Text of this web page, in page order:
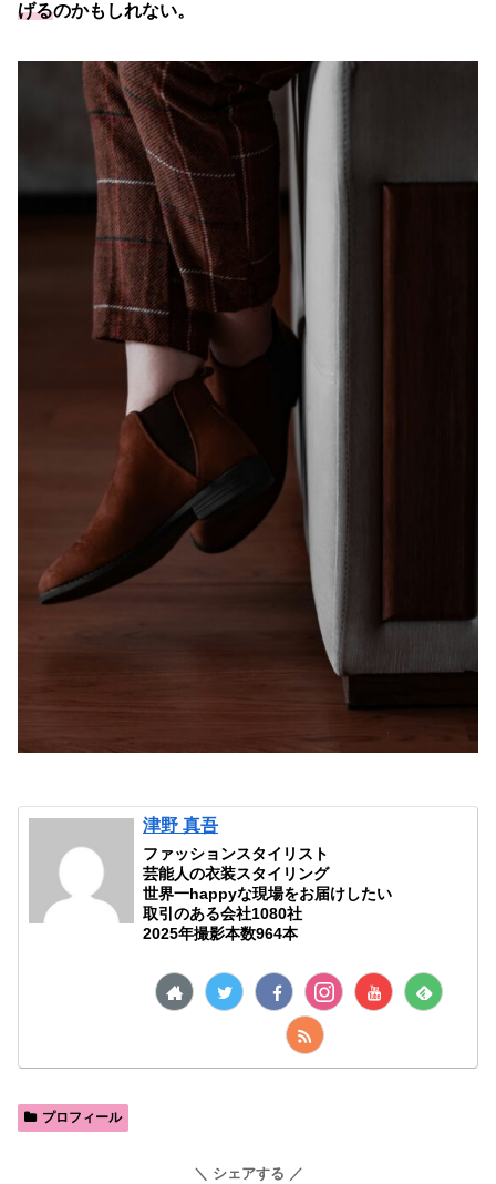
げるのかもしれない。
津野 真吾
ファッションスタイリスト
芸能人の衣装スタイリング
世界一happyな現場をお届けしたい
取引のある会社1080社
2025年撮影本数964本
プロフィール
シェアする